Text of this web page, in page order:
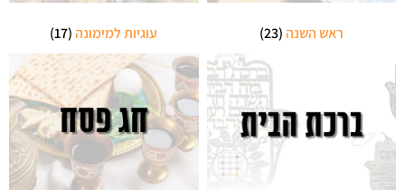
ראש השנה(23) עוגיות למימונה(17)